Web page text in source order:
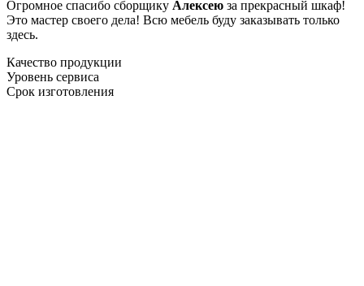
Огромное спасибо сборщику Алексею за прекрасный шкаф!
Это мастер своего дела! Всю мебель буду заказывать только
здесь.
Качество продукции
Уровень сервиса
Срок изготовления